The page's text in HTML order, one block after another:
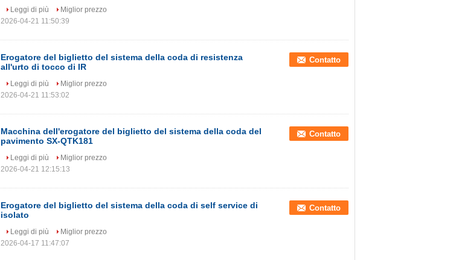
Leggi di più
Miglior prezzo
2026-04-21 11:50:39
Erogatore del biglietto del sistema della coda di resistenza
all'urto di tocco di IR
Contatto
Leggi di più
Miglior prezzo
2026-04-21 11:53:02
Macchina dell'erogatore del biglietto del sistema della coda del
pavimento SX-QTK181
Contatto
Leggi di più
Miglior prezzo
2026-04-21 12:15:13
Erogatore del biglietto del sistema della coda di self service di
isolato
Contatto
Leggi di più
Miglior prezzo
2026-04-17 11:47:07